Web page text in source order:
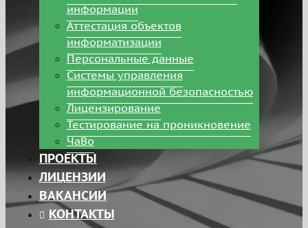
информации
Аттестация объектов
информатизации
Персональные данные
Системы управления
информационной безопасностью
Лицензирование
Тестирование на проникновение
ЧаВо
ПРОЕКТЫ
ЛИЦЕНЗИИ
ВАКАНСИИ
КОНТАКТЫ